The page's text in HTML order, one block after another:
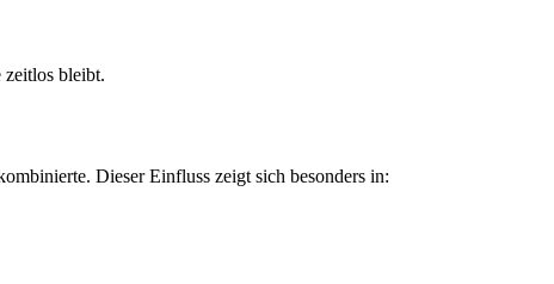
bleibt.
Dieser Einfluss zeigt sich besonders in: